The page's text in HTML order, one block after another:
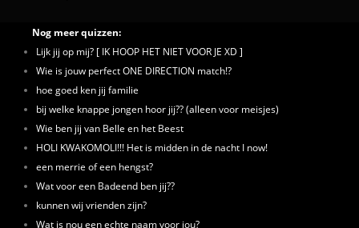
Nog meer quizzen:
Lijk jij op mij? [ IK HOOP HET NIET VOOR JE XD ]
Wie is jouw perfect ONE DIRECTION match!?
hoe goed ken jij familie
bij welke knappe jongen hoor jij?? (alleen voor meisjes)
Wie ben jij van Belle en het Beest
HOLI KWAKOMOLI!!! Het is midden in de nacht I now!
een merrie of een hengst?
Wat voor een Badeend ben jij??
kunnen wij vrienden zijn?
Wat is nou een echte naam voor jou?